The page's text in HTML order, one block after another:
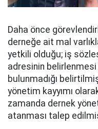
Daha önce
derneğe ait mal
yetkili olduğu; iş
adresinin
bulunmadığı
yönetim kayyımı
zamanda dernek
atanması talep